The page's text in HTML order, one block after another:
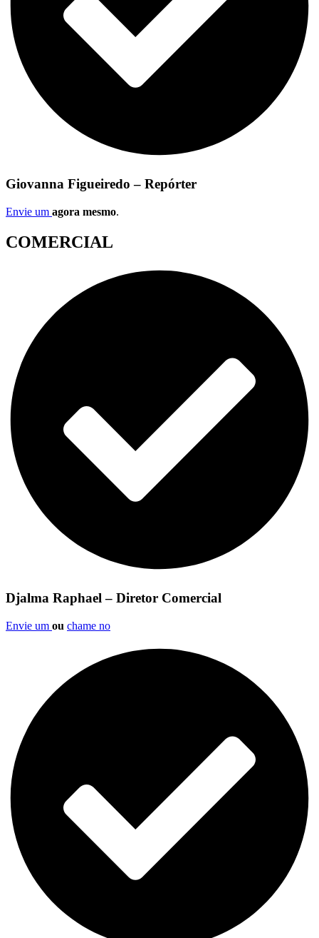
Giovanna Figueiredo – Repórter
Envie um agora mesmo.
COMERCIAL
Djalma Raphael – Diretor Comercial
Envie um ou chame no